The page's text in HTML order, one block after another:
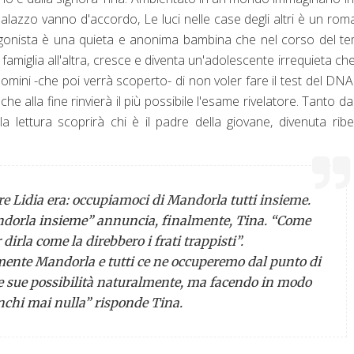
vanno d'accordo, Le luci nelle case degli altri è un
è una quieta e anonima bambina che nel corso del
all'altra, cresce e diventa un'adolescente irrequieta
-che poi verrà scoperto- di non voler fare il test del
alla fine rinvierà il più possibile l'esame rivelatore. Tanto
lettura scoprirà chi è il padre della giovane, divenuta
Lidia era: occupiamoci di Mandorla tutti insieme.
insieme” annuncia, finalmente, Tina. “Come
come la direbbero i frati trappisti”.
Mandorla e tutti ce ne occuperemo dal punto di
sue possibilità naturalmente, ma facendo in modo
mai nulla” risponde Tina.